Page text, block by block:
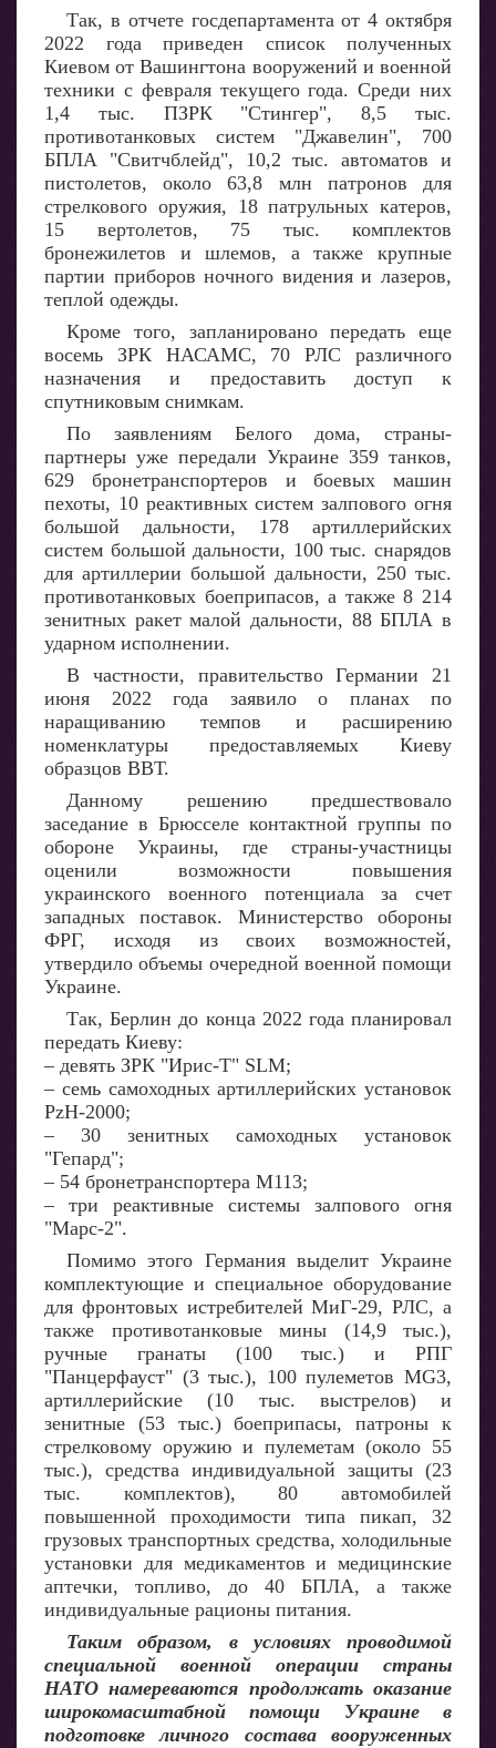
Так, в отчете госдепартамента от 4 октября
2022 года приведен список полученных
Киевом от Вашингтона вооружений и военной
техники с февраля текущего года. Среди них
1,4 тыс. ПЗРК "Стингер", 8,5 тыс.
противотанковых систем "Джавелин", 700
БПЛА "Свитчблейд", 10,2 тыс. автоматов и
пистолетов, около 63,8 млн патронов для
стрелкового оружия, 18 патрульных катеров,
15 вертолетов, 75 тыс. комплектов
бронежилетов и шлемов, а также крупные
партии приборов ночного видения и лазеров,
теплой одежды.
Кроме того, запланировано передать еще
восемь ЗРК НАСАМС, 70 РЛС различного
назначения и предоставить доступ к
спутниковым снимкам.
По заявлениям Белого дома, страны-
партнеры уже передали Украине 359 танков,
629 бронетранспортеров и боевых машин
пехоты, 10 реактивных систем залпового огня
большой дальности, 178 артиллерийских
систем большой дальности, 100 тыс. снарядов
для артиллерии большой дальности, 250 тыс.
противотанковых боеприпасов, а также 8 214
зенитных ракет малой дальности, 88 БПЛА в
ударном исполнении.
В частности, правительство Германии 21
июня 2022 года заявило о планах по
наращиванию темпов и расширению
номенклатуры предоставляемых Киеву
образцов ВВТ.
Данному решению предшествовало
заседание в Брюсселе контактной группы по
обороне Украины, где страны-участницы
оценили возможности повышения
украинского военного потенциала за счет
западных поставок. Министерство обороны
ФРГ, исходя из своих возможностей,
утвердило объемы очередной военной помощи
Украине.
Так, Берлин до конца 2022 года планировал
передать Киеву:
– девять ЗРК "Ирис-T" SLM;
– семь самоходных артиллерийских установок
PzH-2000;
– 30 зенитных самоходных установок
"Гепард";
– 54 бронетранспортера М113;
– три реактивные системы залпового огня
"Марс-2".
Помимо этого Германия выделит Украине
комплектующие и специальное оборудование
для фронтовых истребителей МиГ-29, РЛС, а
также противотанковые мины (14,9 тыс.),
ручные гранаты (100 тыс.) и РПГ
"Панцерфауст" (3 тыс.), 100 пулеметов MG3,
артиллерийские (10 тыс. выстрелов) и
зенитные (53 тыс.) боеприпасы, патроны к
стрелковому оружию и пулеметам (около 55
тыс.), средства индивидуальной защиты (23
тыс. комплектов), 80 автомобилей
повышенной проходимости типа пикап, 32
грузовых транспортных средства, холодильные
установки для медикаментов и медицинские
аптечки, топливо, до 40 БПЛА, а также
индивидуальные рационы питания.
Таким образом, в условиях проводимой
специальной военной операции страны
НАТО намереваются продолжать оказание
широкомасштабной помощи Украине в
подготовке личного состава вооруженных